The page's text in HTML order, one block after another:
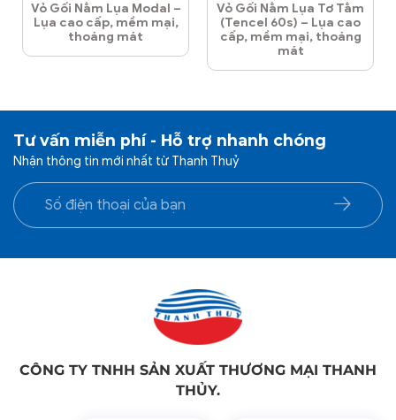
Vỏ Gối Nằm Lụa Modal –
Lụa cao cấp, mềm mại,
thoáng mát
Vỏ Gối Nằm Lụa Tơ Tằm
(Tencel 60s) – Lụa cao
cấp, mềm mại, thoáng
mát
Tư vấn miễn phí - Hỗ trợ nhanh chóng
Nhận thông tin mới nhất từ Thanh Thuỷ
CÔNG TY TNHH SẢN XUẤT THƯƠNG MẠI THANH
THỦY.